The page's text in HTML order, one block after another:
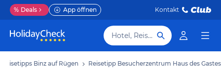
% Deals App öffnen Kontakt
Hotel, Reiseziel
Reisetipps Binz auf Rügen Reisetipp Besucherzentrum Haus des Gastes